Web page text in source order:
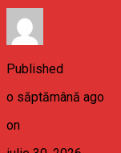
Published
o săptămână ago
on